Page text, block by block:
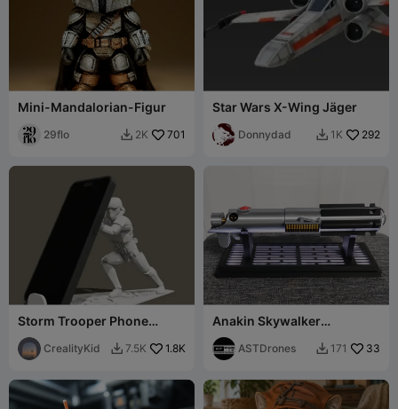
Mini-Mandalorian-Figur
29flo  2K 701
Star Wars X-Wing Jäger
Donnydad  1K 292
Storm Trooper Phone
Holder
CrealityKid  7.5K 1.8K
Anakin Skywalker
Lichtschwert
ASTDrones  171 33